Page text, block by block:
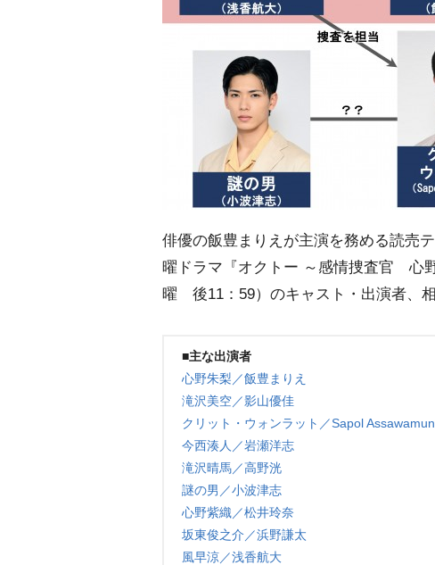
俳優の飯豊まりえが主演を務める読売
曜ドラマ『オクトー ～感情捜査官 心
曜 後11：59）のキャスト・出演者、相
■主な出演者
心野朱梨／飯豊まりえ
滝沢美空／影山優佳
クリット・ウォンラット／Sapol
今西湊人／岩瀬洋志
滝沢晴馬／高野洸
謎の男／小波津志
心野紫織／松井玲奈
坂東俊之介／浜野謙太
風早涼／浅香航大